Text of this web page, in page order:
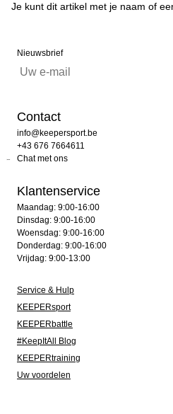
Je kunt dit artikel met je naam of
Nieuwsbrief
Contact
info@keepersport.be
+43 676 7664611
Chat met ons
Klantenservice
Maandag: 9:00-16:00
Dinsdag: 9:00-16:00
Woensdag: 9:00-16:00
Donderdag: 9:00-16:00
Vrijdag: 9:00-13:00
Service & Hulp
KEEPERsport
KEEPERbattle
#KeepItAll Blog
KEEPERtraining
Uw voordelen